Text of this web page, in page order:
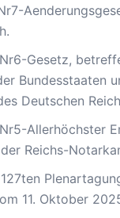
Gesetz,
Bundesstaaten
Deutschen
Allerhöchster
Reichs-
11. Oktober